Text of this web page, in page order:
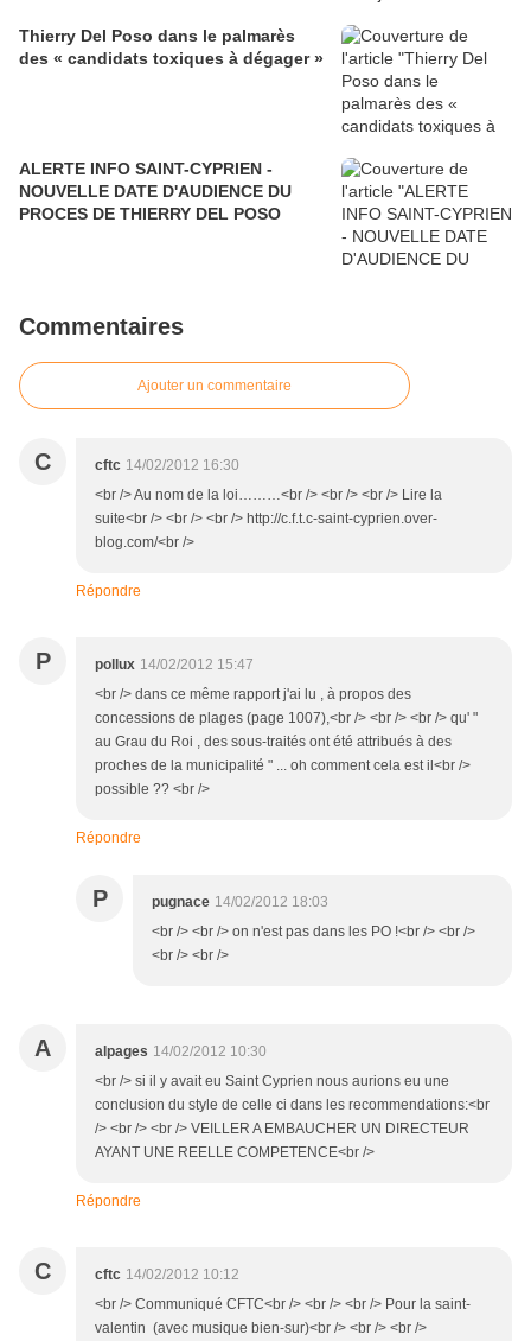
Thierry Del Poso dans le palmarès
des « candidats toxiques à dégager »
ALERTE INFO SAINT-CYPRIEN -
NOUVELLE DATE D'AUDIENCE DU
PROCES DE THIERRY DEL POSO
Commentaires
Ajouter un commentaire
C cftc 14/02/2012 16:30
<br /> Au nom de la loi………<br /> <br /> <br /> Lire la
suite<br /> <br /> <br /> http://c.f.t.c-saint-cyprien.over-
blog.com/<br />
Répondre
P pollux 14/02/2012 15:47
<br /> dans ce même rapport j'ai lu , à propos des
concessions de plages (page 1007),<br /> <br /> <br /> qu' "
au Grau du Roi , des sous-traités ont été attribués à des
proches de la municipalité " ... oh comment cela est il<br />
possible ?? <br />
Répondre
P pugnace 14/02/2012 18:03
<br /> <br /> on n'est pas dans les PO !<br /> <br />
<br /> <br />
A alpages 14/02/2012 10:30
<br /> si il y avait eu Saint Cyprien nous aurions eu une
conclusion du style de celle ci dans les recommendations:<br
/> <br /> <br /> VEILLER A EMBAUCHER UN DIRECTEUR
AYANT UNE REELLE COMPETENCE<br />
Répondre
C cftc 14/02/2012 10:12
<br /> Communiqué CFTC<br /> <br /> <br /> Pour la saint-
valentin (avec musique bien-sur)<br /> <br /> <br />